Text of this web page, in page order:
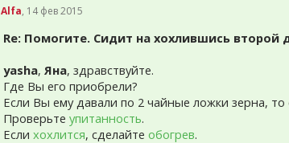
Alfa, 14 фев 2015
Re: Помогите. Сидит на хохлившись второй
yasha,Яна, здравствуйте.
Где Вы его приобрели?
Если Вы ему давали по 2 чайные ложки зерна,
Проверьтеупитанность.
Еслихохлится, сделайтеобогрев.